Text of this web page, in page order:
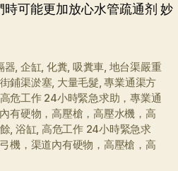
可能更加放心水管疏通剂 妙
器, 企缸, 化糞, 吸糞車, 地台渠嚴重
鋪渠淤塞, 大量毛髮,專業通渠方
危工作 24小時緊急求助，專業通
有硬物，高壓槍，高壓水機，高
, 浴缸, 高危工作 24小時緊急求
機，渠道內有硬物，高壓槍，高